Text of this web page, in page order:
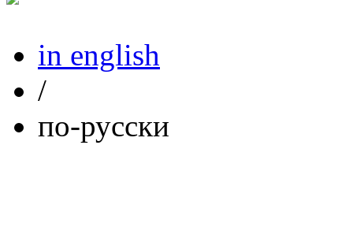
in english
/
по-русски